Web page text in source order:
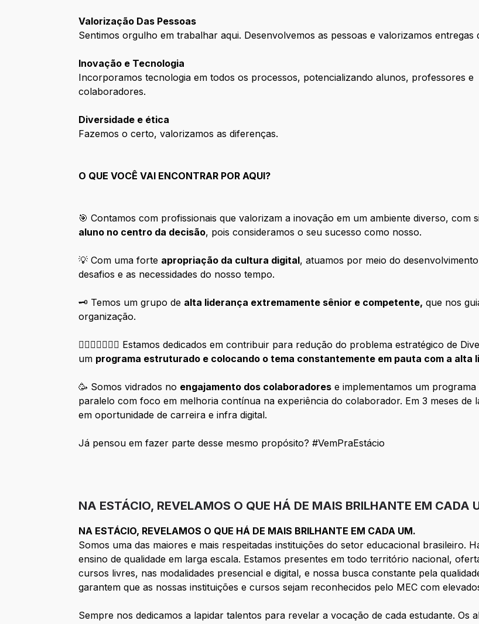
Valorização Das Pessoas
Sentimos orgulho em trabalhar aqui. Desenvolvemos as pessoas e valorizamos entregas
Inovação e Tecnologia
Incorporamos tecnologia em todos os processos, potencializando alunos, professores e
colaboradores.
Diversidade e ética
Fazemos o certo, valorizamos as diferenças.
O QUE VOCÊ VAI ENCONTRAR POR AQUI?
🎯 Contamos com profissionais que valorizam a inovação em um ambiente diverso, com
aluno no centro da decisão, pois consideramos o seu sucesso como nosso.
💡 Com uma forte apropriação da cultura digital, atuamos por meio do
desafios e as necessidades do nosso tempo.
🗝️ Temos um grupo de alta liderança extremamente sênior e competente, que nos
organização.
🏳️‍🌈🧑🏿‍🤝‍🧑🏿 Estamos dedicados em contribuir para redução do problema estratégico de
um programa estruturado e colocando o tema constantemente em pauta com a alta
🥳 Somos vidrados no engajamento dos colaboradores e implementamos um
paralelo com foco em melhoria contínua na experiência do colaborador. Em 3 meses de
em oportunidade de carreira e infra digital.
Já pensou em fazer parte desse mesmo propósito? #VemPraEstácio
NA ESTÁCIO, REVELAMOS O QUE HÁ DE MAIS BRILHANTE EM CADA
NA ESTÁCIO, REVELAMOS O QUE HÁ DE MAIS BRILHANTE EM CADA UM.
Somos uma das maiores e mais respeitadas instituições do setor educacional brasileiro.
ensino de qualidade em larga escala. Estamos presentes em todo território nacional,
cursos livres, nas modalidades presencial e digital, e nossa busca constante pela
garantem que as nossas instituições e cursos sejam reconhecidos pelo MEC com
Sempre nos dedicamos a lapidar talentos para revelar a vocação de cada estudante. Os